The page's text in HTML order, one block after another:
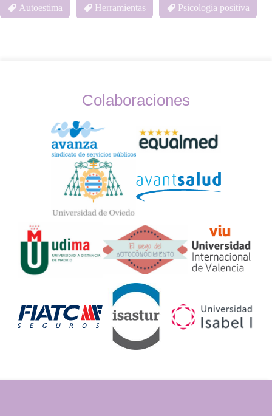
Autoestima Herramientas Psicologia positiva
Widget
Logos
Colaboraciones